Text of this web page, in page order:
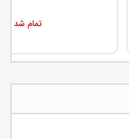
تمام